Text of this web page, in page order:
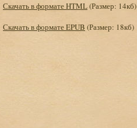
Скачать в формате HTML(Размер: 14кб)
Скачать в формате EPUB (Размер: 18кб)